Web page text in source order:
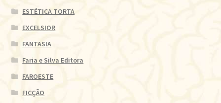
ESTÉTICA TORTA
EXCELSIOR
FANTASIA
Faria e Silva Editora
FAROESTE
FICÇÃO